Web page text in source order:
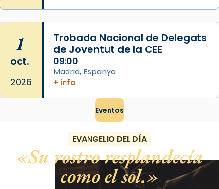
1
oct.
2026
Trobada Nacional de Delegats
de Joventut de la CEE
09:00
Madrid, Espanya
+ info
Eventos
EVANGELIO DEL DÍA
Su rostro resplandecía
como el sol.